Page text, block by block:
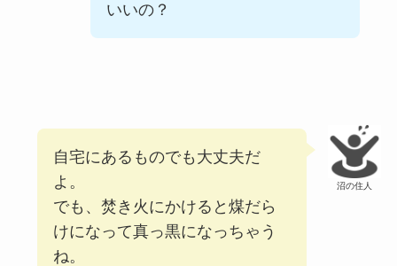
いいの？
沼の住人
自宅にあるものでも大丈夫だ
よ。
でも、焚き火にかけると煤だら
けになって真っ黒になっちゃう
ね。